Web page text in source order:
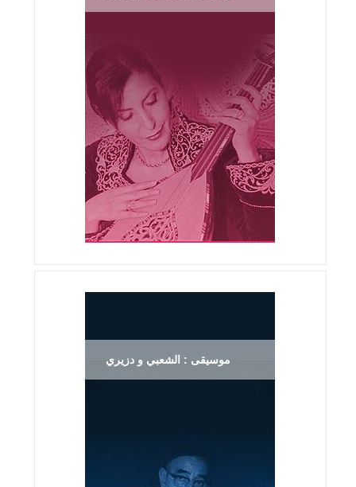
موسيقى : الشعبي و دزيري